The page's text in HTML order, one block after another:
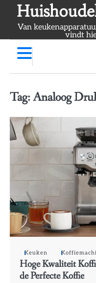
content
Van
vindt
Tag:Analoog
Keuken
Hoge Kwaliteit
de Perfecte Koffie